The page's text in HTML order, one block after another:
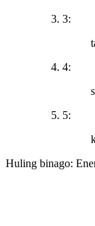
3:
4:
5:
Huling binago: